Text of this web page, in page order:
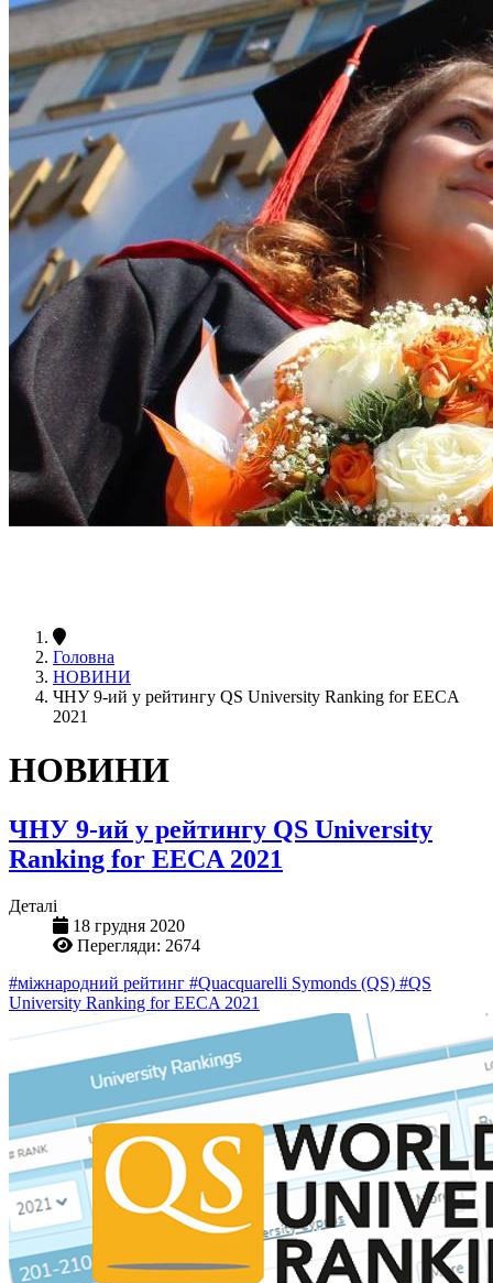
Головна
НОВИНИ
ЧНУ 9-ий у рейтингу QS University Ranking for EECA
2021
НОВИНИ
ЧНУ 9-ий у рейтингу QS University
Ranking for EECA 2021
Деталі
18 грудня 2020
Перегляди: 2674
#міжнародний рейтинг #Quacquarelli Symonds (QS) #QS
University Ranking for EECA 2021